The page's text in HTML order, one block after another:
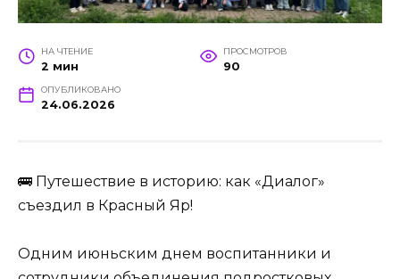
НА ЧТЕНИЕ
2 мин
ПРОСМОТРОВ
90
ОПУБЛИКОВАНО
24.06.2026
🚌 Путешествие в историю: как «Диалог»
съездил в Красный Яр!
Одним июньским днем воспитанники и